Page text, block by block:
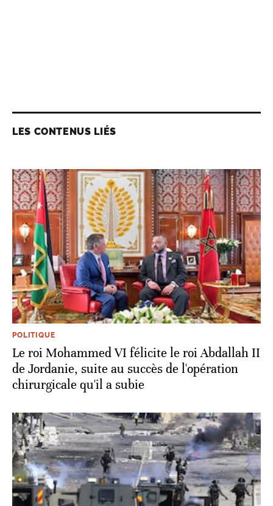
LES CONTENUS LIÉS
POLITIQUE
Le roi Mohammed VI félicite le roi Abdallah II
de Jordanie, suite au succès de l'opération
chirurgicale qu'il a subie